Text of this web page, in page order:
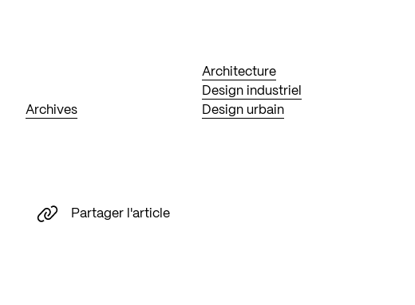
Archives
Architecture
Design industriel
Design urbain
Partager l'article